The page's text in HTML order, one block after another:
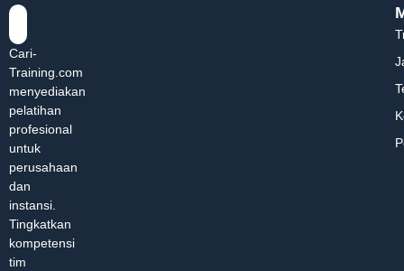
Cari-
Training.com
menyediakan
pelatihan
profesional
untuk
perusahaan
dan
instansi.
Tingkatkan
kompetensi
tim